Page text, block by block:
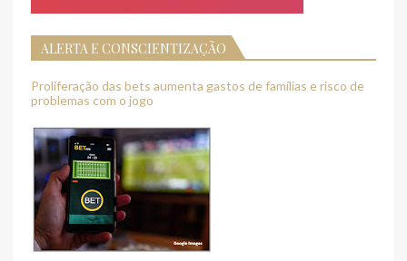
ALERTA E CONSCIENTIZAÇÃO
Proliferação das bets aumenta gastos de famílias e risco de
problemas com o jogo